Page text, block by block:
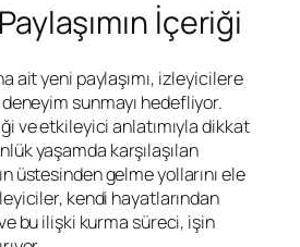
İçeriği
ait yeni paylaşımı, izleyicilere
sunmayı hedefliyor.
ve etkileyici anlatımıyla dikkat
yaşamda karşılaşılan
üstesinden gelme yollarını ele
kendi hayatlarından
bu ilişki kurma süreci, işin